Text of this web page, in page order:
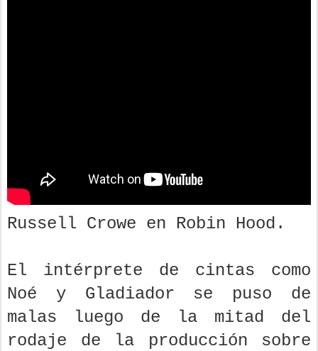
Russell Crowe en Robin Hood.
El intérprete de cintas como
Noé y Gladiador se puso de
malas luego de la mitad del
rodaje de la producción sobre